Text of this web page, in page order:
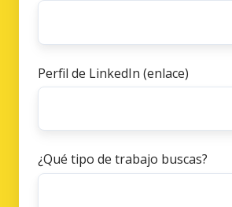
Perfil de LinkedIn (enlace)
¿Qué tipo de trabajo buscas?